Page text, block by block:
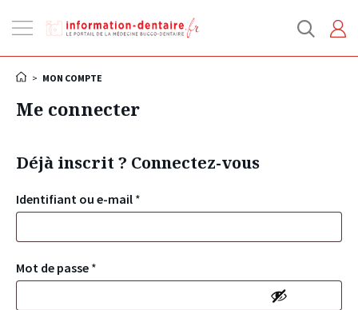
la
> MON COMPTE
Me connecter
Déjà inscrit ? Connectez-vous
Identifiant ou e-mail *
Mot de passe *